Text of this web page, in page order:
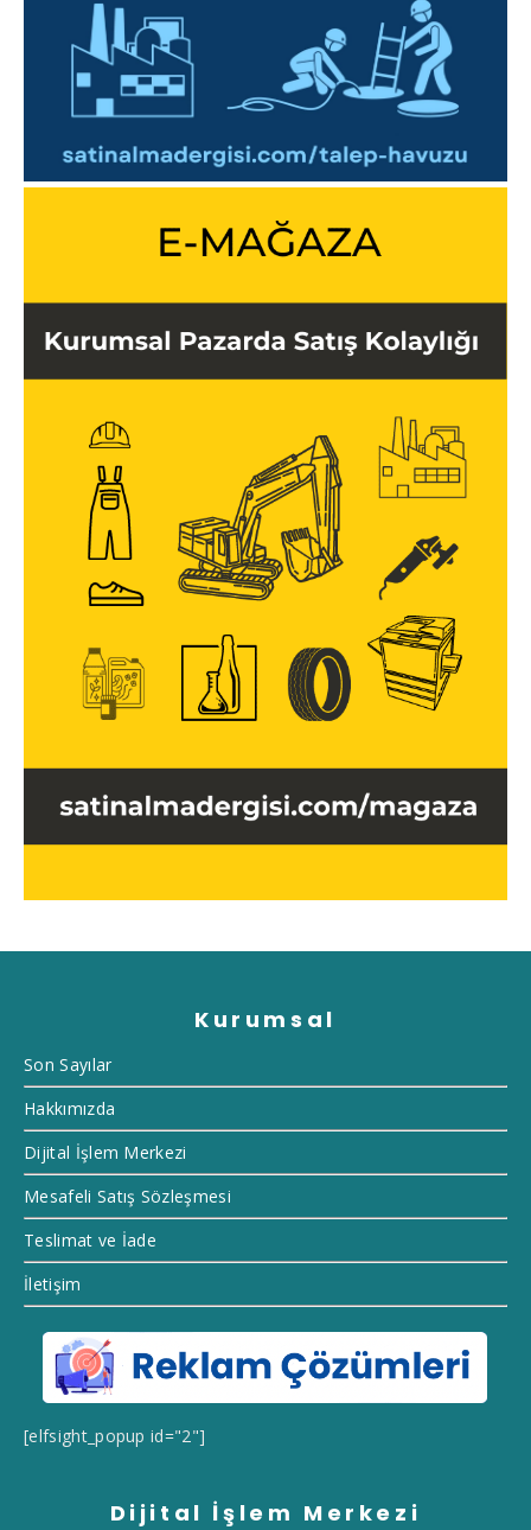
Kurumsal
Son Sayılar
Hakkımızda
Dijital İşlem Merkezi
Mesafeli Satış Sözleşmesi
Teslimat ve İade
İletişim
[elfsight_popup id="2"]
Dijital İşlem Merkezi